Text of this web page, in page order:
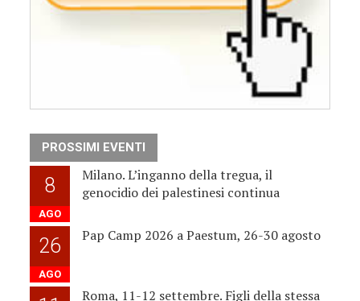
PROSSIMI EVENTI
8
AGO
Milano. L’inganno della tregua, il
genocidio dei palestinesi continua
26
AGO
Pap Camp 2026 a Paestum, 26-30 agosto
Roma, 11-12 settembre. Figli della stessa